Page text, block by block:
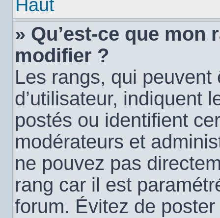
Haut
» Qu’est-ce que mon
modifier ?
Les rangs, qui
d’utilisateur, indiquent
postés ou identifient
modérateurs et
ne pouvez pas
rang car il est
forum. Évitez de